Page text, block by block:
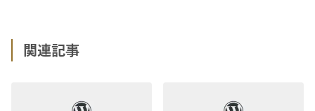
関連記事